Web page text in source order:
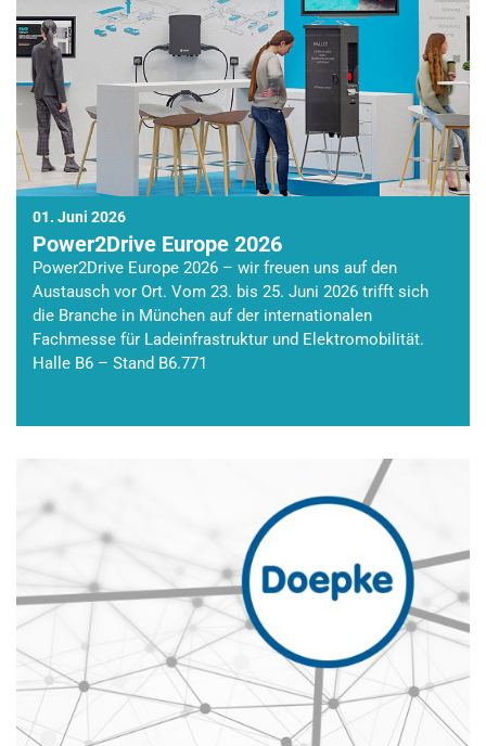
01. Juni 2026
Power2Drive Europe 2026
Power2Drive Europe 2026 – wir freuen uns auf den
Austausch vor Ort. Vom 23. bis 25. Juni 2026 trifft sich
die Branche in München auf der internationalen
Fachmesse für Ladeinfrastruktur und Elektromobilität.
Halle B6 – Stand B6.771